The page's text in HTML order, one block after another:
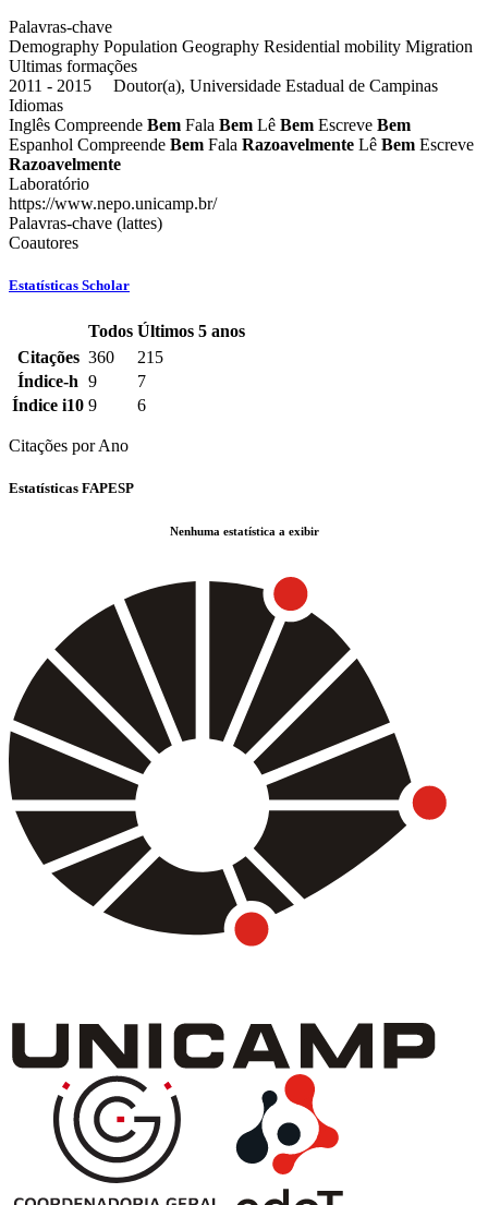
Palavras-chave
Demography Population Geography Residential mobility Migration
Ultimas formações
2011 - 2015 Doutor(a), Universidade Estadual de Campinas
Idiomas
Inglês Compreende Bem Fala Bem Lê Bem Escreve Bem
Espanhol Compreende Bem Fala Razoavelmente Lê Bem Escreve
Razoavelmente
Laboratório
https://www.nepo.unicamp.br/
Palavras-chave (lattes)
Coautores
Estatísticas Scholar
Estatísticas
Scholar
do
docente
Todos Últimos 5 anos
Citações 360
215
Índice-h 9
7
Índice i10 9 6
Citações por Ano
Estatísticas FAPESP
Nenhuma estatística a exibir